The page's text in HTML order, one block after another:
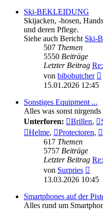
Ski-BEKLEIDUNG
Skijacken, -hosen,
und deren Pflege.
Siehe auch Bericht Ski-
507 Themen
5550 Beiträge
Letzter Beitrag
von bibobutcher
15.01.2026 12:45
Sonstiges Equipment ...
Alles was sonst nirgends
Unterforen:
Brillen,
Helme, Protectoren,
617 Themen
5757 Beiträge
Letzter Beitrag
von Surpries
13.03.2026 10:45
Smartphones auf der
Alles rund um